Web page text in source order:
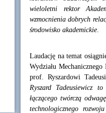
wieloletni rektor
wzmocnienia dobrych
środowisko akademickie
Laudację na temat
Wydziału
prof. Ryszardowi
Ryszard Tadeusiewicz
łączącego twórczą
technologicznego